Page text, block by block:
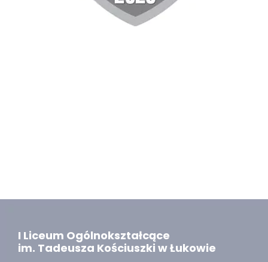
I Liceum Ogólnokształcące
im. Tadeusza Kościuszki w Łukowie